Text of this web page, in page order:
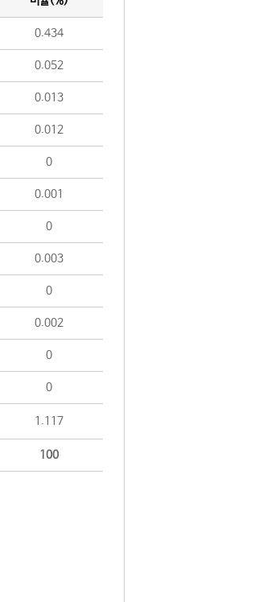
0.434
0.052
0.013
0.012
0
0.001
0
0.003
0
0.002
0
0
1.117
100